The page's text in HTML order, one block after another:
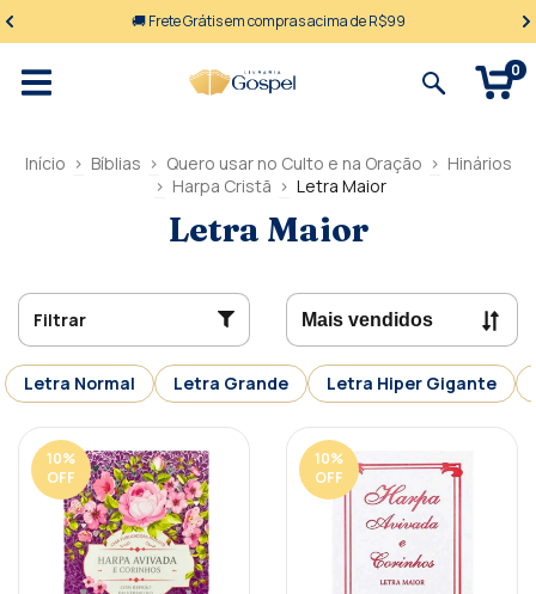
🚚 Frete Grátis em compras acima de R$99
0
Início > Bíblias > Quero usar no Culto e na Oração > Hinários
> Harpa Cristã > Letra Maior
Letra Maior
Filtrar
Letra Normal Letra Grande Letra Hiper Gigante
10%
OFF
10%
OFF